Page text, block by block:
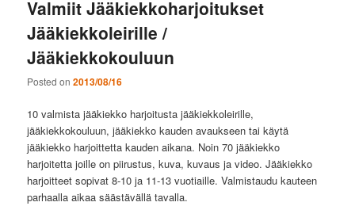
Valmiit Jääkiekkoharjoitukset
Jääkiekkoleirille /
Jääkiekkokouluun
Posted on2013/08/16
10 valmista jääkiekko harjoitusta jääkiekkoleirille,
jääkiekkokouluun, jääkiekko kauden avaukseen tai käytä
jääkiekko harjoittetta kauden aikana. Noin 70 jääkiekko
harjoitetta joille on piirustus, kuva, kuvaus ja video. Jääkiekko
harjoitteet sopivat 8-10 ja 11-13 vuotiaille. Valmistaudu kauteen
parhaalla aikaa säästävällä tavalla.